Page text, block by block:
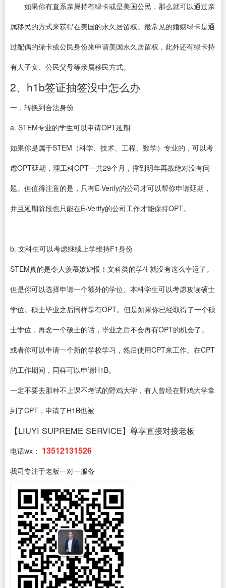
如果你有直系亲属持有绿卡或是美国公民，那么就可以通过亲
属移民的方式来获得在美国的永久居留权。最常见的婚姻绿卡是通
过配偶的绿卡或公民身份来申请美国永久居留权，此外还有绿卡持
有人子女、公民父母等亲属移民方式。
2、h1b签证抽签没中怎么办
一，转换到合法身份
a. STEM专业的学生可以申请OPT延期
如果你是属于STEM（科学、技术、工程、数学）专业的，可以考
虑OPT延期，理工科OPT一共29个月，撑到明年再战绝对没有问
题。但值得注意的是，只有E-Verify的公司才可以帮你申请延期，
并且延期阶段也只能在E-Verify的公司工作才能保持OPT。
b. 文科生可以考虑继续上学维持F1身份
STEM真的是令人羡慕嫉妒恨！文科类的学生就没有这么幸运了。
但是你可以选择申请一个额外的学位。本科学生可以考虑攻读硕士
学位。硕士毕业之后同样享有OPT。但是如果你已经取得了一个硕
士学位，再念一个硕士的话，毕业之后不会再有OPT的机会了。
或者你可以申请一个新的学校学习，然后使用CPT来工作。在CPT
的工作期间，同样可以申请H1B。
一定不要去那种不上课不考试的野鸡大学，有人曾经在野鸡大学拿
到了CPT，申请了H1B也被
【LIUYI SUPREME SERVICE】尊享直接对接老板
电话wx： 13512131526
我司专注于老板一对一服务